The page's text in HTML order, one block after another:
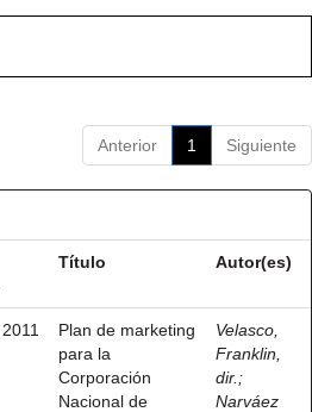
Anterior 1 Siguiente
Título Autor(es)
2011
Plan de marketing
para la
Corporación
Nacional de
Velasco,
Franklin,
dir. ;
Narváez